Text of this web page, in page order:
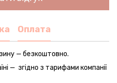
Оплата
— безкоштовно.
— згідно з тарифами компанії